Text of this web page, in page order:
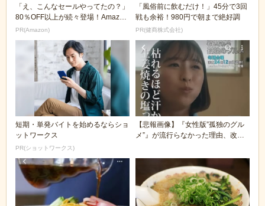
「え、こんなセールやってたの？」
80％OFF以上が続々登場！Amazon
の本気が...
PR(Amazon)
「風俗前に飲むだけ！」45分で3回
戦も余裕！980円で朝まで絶好調
PR(健商株式会社)
短期・単発バイトを始めるならショ
ットワークス
PR(ショットワークス)
【悲報画像】『女性版”孤独のグル
メ”』が流行らなかった理由、改め